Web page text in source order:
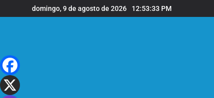
al
domingo, 9 de agosto de 2026 12:53:34 PM